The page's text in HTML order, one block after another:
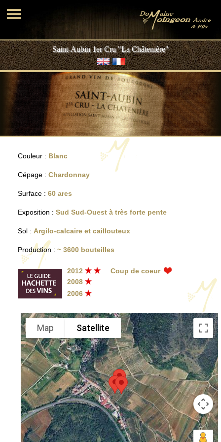
Saint-Aubin 1er Cru "La Châtenière"
Couleur : Blanc
Cépage : Chardonnay
Surface : 60 ares
Exposition : Sud Sud-Ouest à très forte pente
Sol : Argilo-calcaire et caillouteux
Production : ~ 3600 bouteilles
2012
Coup de coeur
2008
2006
Map Satellite